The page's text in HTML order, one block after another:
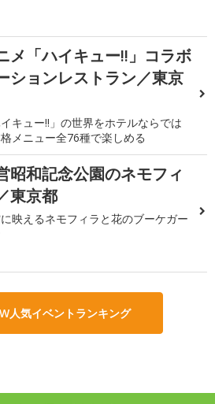
メ「ハイキュー!!」コラボ
ションレストラン／東京
イキュー!!」の世界をホテルならでは
メニュー全76種で楽しめる
昭和記念公園のネモフィ
東京都
映えるネモフィラと花のブーケガー
人気イベントランキング